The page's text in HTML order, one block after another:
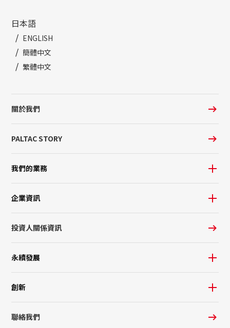
日本語
ENGLISH
簡體中文
繁體中文
關於我們
PALTAC STORY
我們的業務
企業資訊
投資人關係資訊
永續發展
創新
聯絡我們